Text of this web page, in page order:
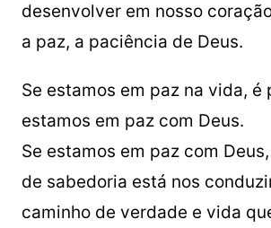
desenvolver em nosso
a paz, a paciência de Deus.
Se estamos em paz na vida, é
estamos em paz com Deus.
Se estamos em paz com
de sabedoria está nos
caminho de verdade e vida